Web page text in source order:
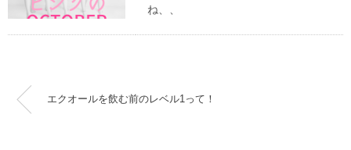
ね、、
エクオールを飲む前のレベル1って！